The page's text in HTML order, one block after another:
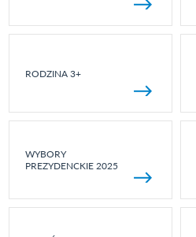
RODZINA 3+
WYBORY
PREZYDENCKIE 2025